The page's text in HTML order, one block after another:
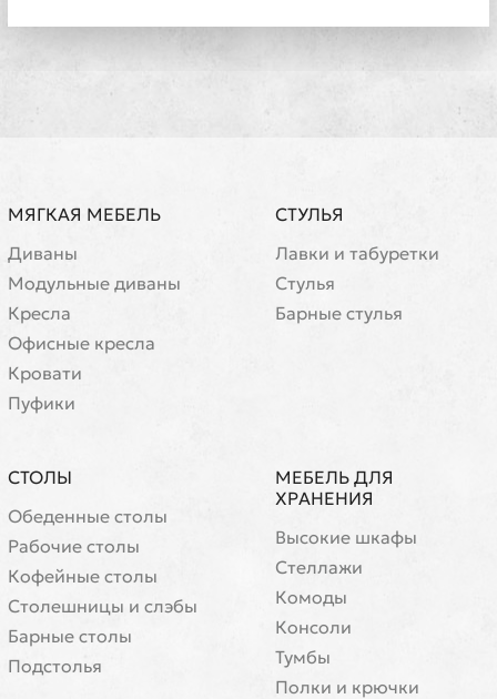
МЯГКАЯ МЕБЕЛЬ
Диваны
Модульные диваны
Кресла
Офисные кресла
Кровати
Пуфики
СТУЛЬЯ
Лавки и табуретки
Стулья
Барные стулья
СТОЛЫ
Обеденные столы
Рабочие столы
Кофейные столы
Cтолешницы и слэбы
Барные столы
Подстолья
МЕБЕЛЬ ДЛЯ
ХРАНЕНИЯ
Высокие шкафы
Стеллажи
Комоды
Консоли
Тумбы
Полки и крючки